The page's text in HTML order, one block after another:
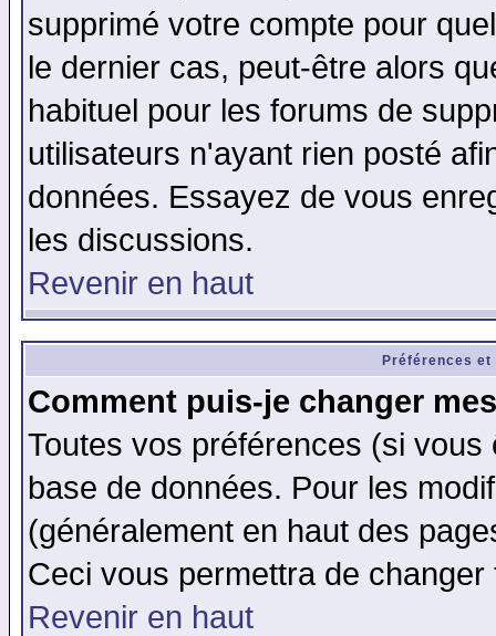
supprimé votre compte pour
le dernier cas, peut-être alors
habituel pour les forums de
utilisateurs n'ayant rien posté
données. Essayez de vous
les discussions.
Revenir en haut
Préférences
Comment puis-je changer
Toutes vos préférences (si
base de données. Pour les
(généralement en haut des
Ceci vous permettra de
Revenir en haut